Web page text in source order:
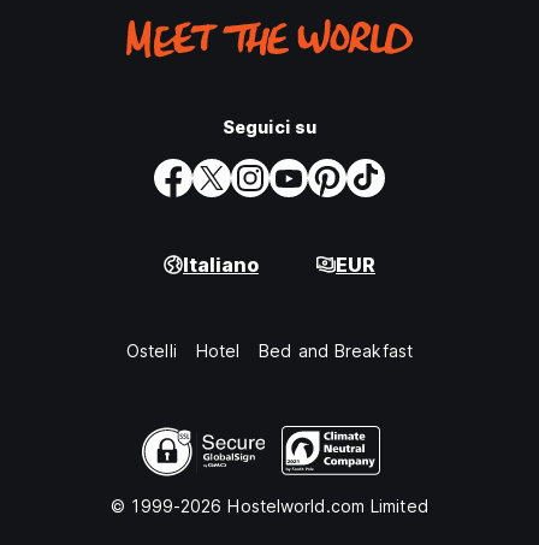
Seguici su
Italiano EUR
Ostelli Hotel Bed and Breakfast
© 1999-2026 Hostelworld.com Limited